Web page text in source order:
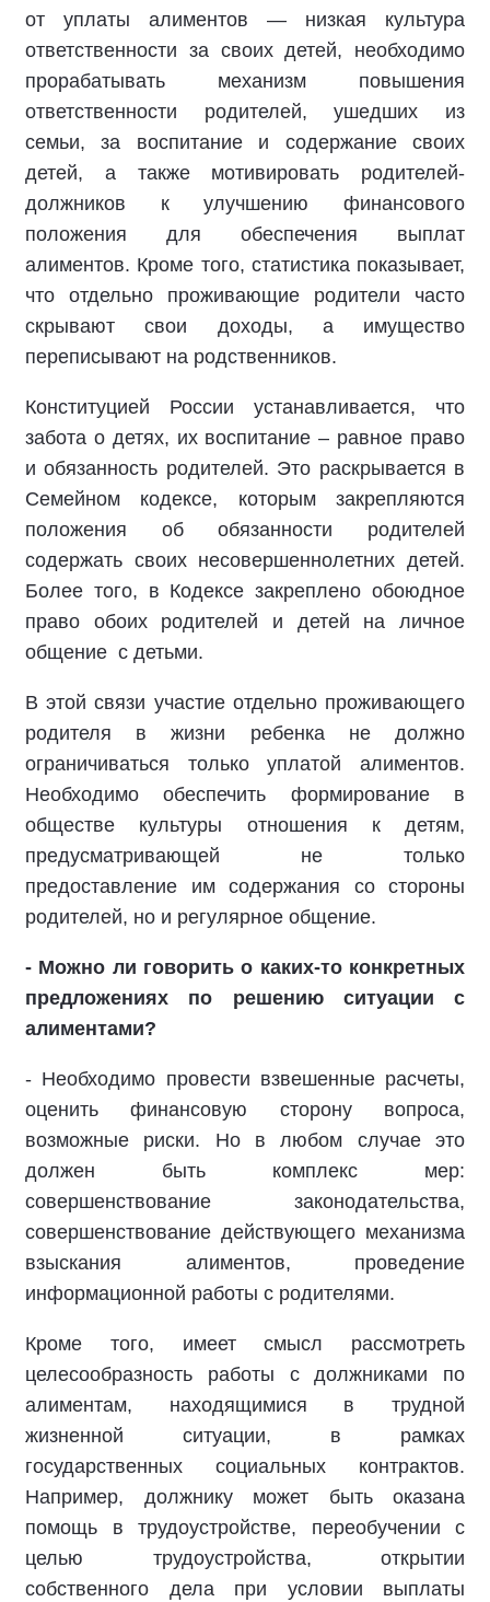
от уплаты алиментов — низкая культура
ответственности за своих детей, необходимо
прорабатывать механизм повышения
ответственности родителей, ушедших из
семьи, за воспитание и содержание своих
детей, а также мотивировать родителей-
должников к улучшению финансового
положения для обеспечения выплат
алиментов. Кроме того, статистика показывает,
что отдельно проживающие родители часто
скрывают свои доходы, а имущество
переписывают на родственников.
Конституцией России устанавливается, что
забота о детях, их воспитание – равное право
и обязанность родителей. Это раскрывается в
Семейном кодексе, которым закрепляются
положения об обязанности родителей
содержать своих несовершеннолетних детей.
Более того, в Кодексе закреплено обоюдное
право обоих родителей и детей на личное
общение с детьми.
В этой связи участие отдельно проживающего
родителя в жизни ребенка не должно
ограничиваться только уплатой алиментов.
Необходимо обеспечить формирование в
обществе культуры отношения к детям,
предусматривающей не только
предоставление им содержания со стороны
родителей, но и регулярное общение.
- Можно ли говорить о каких-то конкретных
предложениях по решению ситуации с
алиментами?
- Необходимо провести взвешенные расчеты,
оценить финансовую сторону вопроса,
возможные риски. Но в любом случае это
должен быть комплекс мер:
совершенствование законодательства,
совершенствование действующего механизма
взыскания алиментов, проведение
информационной работы с родителями.
Кроме того, имеет смысл рассмотреть
целесообразность работы с должниками по
алиментам, находящимися в трудной
жизненной ситуации, в рамках
государственных социальных контрактов.
Например, должнику может быть оказана
помощь в трудоустройстве, переобучении с
целью трудоустройства, открытии
собственного дела при условии выплаты